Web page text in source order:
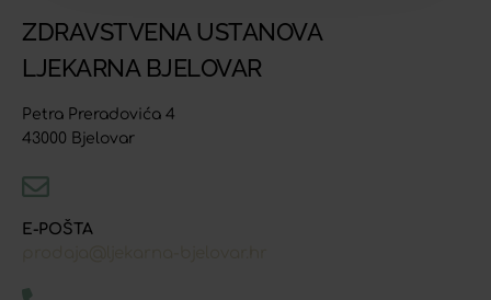
ZDRAVSTVENA USTANOVA
LJEKARNA BJELOVAR
Petra Preradovića 4
43000 Bjelovar
E-POŠTA